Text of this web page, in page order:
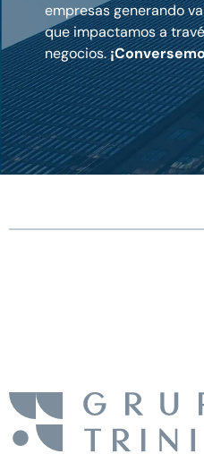
empresas generando
que impactamos a
negocios.